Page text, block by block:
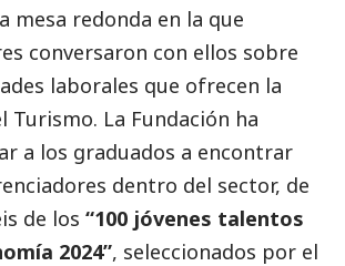
mesa redonda en la que
conversaron con ellos sobre
laborales que ofrecen la
Turismo. La Fundación ha
a los graduados a encontrar
dentro del sector, de
de los “100 jóvenes talentos
2024”, seleccionados por el